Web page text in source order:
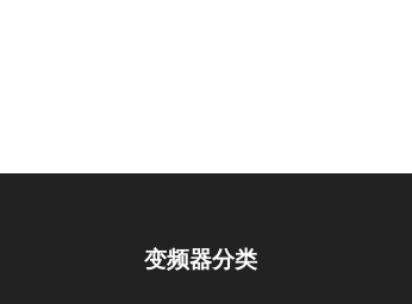
变频器分类